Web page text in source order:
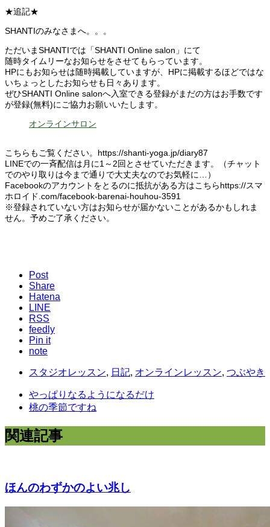
★追記★
SHANTIのみなさまへ。。。
ただいまSHANTIでは「SHANTI Online salon」にて
随時タイムリーなお知らせをさせてもらっています。
HPにもお知らせは随時掲載していますが、HPに掲載するほどではな
いちょっとしたお知らせも日々あります。
ぜひSHANTI Online salonへ入室できる登録がまだの方はお手数です
が登録(無料)にご協力お願いいたします。
オンラインサロン
こちらもご覧ください。https://shanti-yoga.jp/diary87
LINEでの一斉配信は月に1～2回とさせていただきます。（チャット
でのやり取りは今まで通りで大丈夫なのでお気軽に…）
Facebookのアカウントをとるのに抵抗がある方はこちらhttps://スマ
ホロイド.com/facebook-barenai-houhou-3591
※登録されていない方はお知らせが届かないことがあるかもしれま
せん。予めご了承ください。
Post
Share
Hatena
LINE
RSS
feedly
Pin it
note
スタジオレッスン, 日記, オンラインレッスン, つぶやき
やっぱりなるようになるだけ
桃の季節ですね
関連記事
ほんのわずかのよい兆し